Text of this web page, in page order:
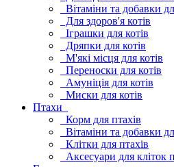
Вітаміни та добавки
Для здоров'я котів
Іграшки для котів
Дряпки для котів
М'які місця для котів
Переноски для котів
Амуніція для котів
Миски для котів
Птахи
Корм для птахів
Вітаміни та добавки
Клітки для птахів
Аксесуари для кліток